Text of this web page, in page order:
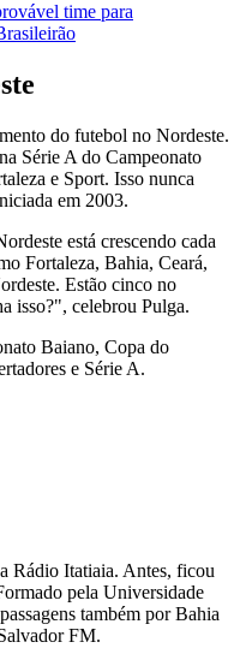
time para
do futebol no Nordeste.
Série A do Campeonato
e Sport. Isso nunca
em 2003.
está crescendo cada
Fortaleza, Bahia, Ceará,
Estão cinco no
isso?", celebrou Pulga.
Baiano, Copa do
e Série A.
Rádio Itatiaia. Antes, ficou
pela Universidade
também por Bahia
FM.